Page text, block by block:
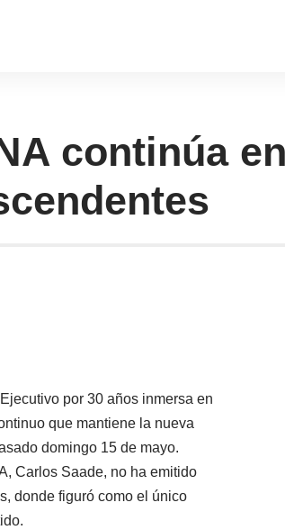
continúa
por 30 años inmersa en
que mantiene la nueva
domingo 15 de mayo.
Carlos Saade, no ha emitido
donde figuró como el único